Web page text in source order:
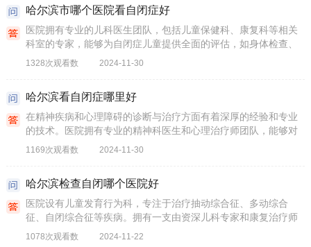
哈尔滨市哪个医院看自闭症好
医院拥有专业的儿科医生团队，包括儿童保健科、康复科等相关
科室的专家，能够为自闭症儿童提供全面的评估，如身体检查、
智力测试、心理评估等，以准确诊断并制定个性化的治疗方案。
1328次观看数 2024-11-30
哈尔滨看自闭症哪里好
在精神疾病和心理障碍的诊断与治疗方面有着深厚的经验和专业
的技术。医院拥有专业的精神科医生和心理治疗师团队，能够对
自闭症儿童进行准确的诊断，并提供药物治疗、心理治疗和行为
1169次观看数 2024-11-30
哈尔滨检查自闭哪个医院好
医院设有儿童发育行为科，专注于治疗抽动综合征、多动综合
征、自闭综合征等疾病。拥有一支由资深儿科专家和康复治疗师
组成的医疗团队，能够为自闭症患儿提供专业的诊疗服务。
1078次观看数 2024-11-22